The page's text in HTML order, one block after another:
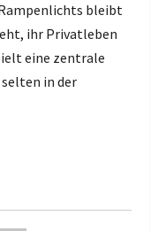
bleibt
ihr Privatleben
eine zentrale
in der